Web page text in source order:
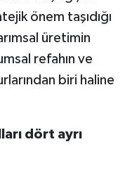
önem taşıdığı
üretimin
refahın ve
biri haline
dört ayrı